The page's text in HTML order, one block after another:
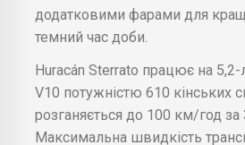
додатковими фарами для
темний час доби.
Huracán Sterrato працює на 5,2-
V10 потужністю 610 кінських
розганяється до 100 км/год за
Максимальна швидкість